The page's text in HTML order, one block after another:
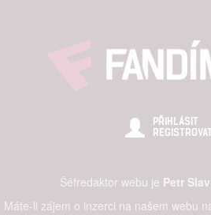
PŘIHLÁSIT
REGISTROVAT
Šéfredaktor webu je Petr
Máte-li zájem o inzerci na našem webu